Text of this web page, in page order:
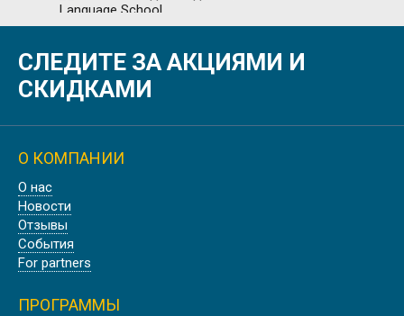
АНГЛИЙСКИЙ ДЛЯ МЕДИКОВ,
ROSE OF YORK LANGUAGE SCHOOL
БИЗНЕС АНГЛИЙСКИЙ В АНГЛИИ,
СЛЕДИТЕ ЗА АКЦИЯМИ И
СКИДКАМИ
О КОМПАНИИ
О нас
Новости
Отзывы
События
For partners
ПРОГРАММЫ